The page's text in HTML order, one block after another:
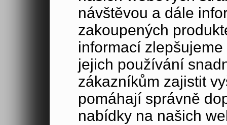
návštěvou a dále
zakoupených
informací
jejich používání
zákazníkům zajistit
pomáhají správně
nabídky na našich